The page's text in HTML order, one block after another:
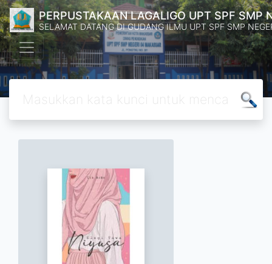
PERPUSTAKAAN LAGALIGO UPT SPF SMP
SELAMAT DATANG DI GUDANG ILMU UPT SPF SMP